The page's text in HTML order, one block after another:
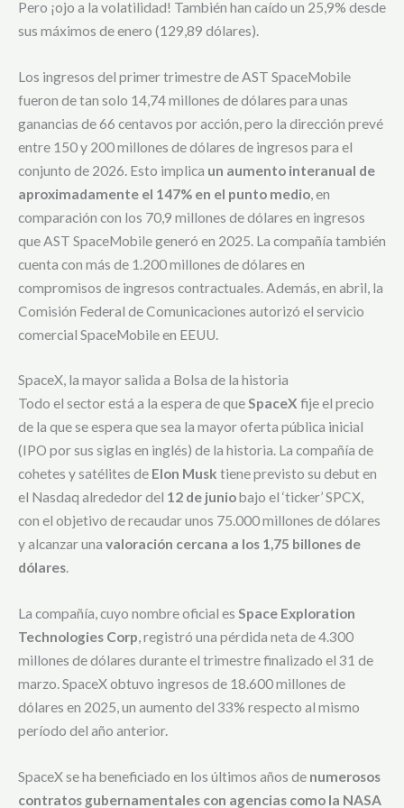
Pero ¡ojo a la volatilidad! También han caído un 25,9% desde
sus máximos de enero (129,89 dólares).
Los ingresos del primer trimestre de AST SpaceMobile
fueron de tan solo 14,74 millones de dólares para unas
ganancias de 66 centavos por acción, pero la dirección prevé
entre 150 y 200 millones de dólares de ingresos para el
conjunto de 2026. Esto implica un aumento interanual de
aproximadamente el 147% en el punto medio, en
comparación con los 70,9 millones de dólares en ingresos
que AST SpaceMobile generó en 2025. La compañía también
cuenta con más de 1.200 millones de dólares en
compromisos de ingresos contractuales. Además, en abril, la
Comisión Federal de Comunicaciones autorizó el servicio
comercial SpaceMobile en EEUU.
SpaceX, la mayor salida a Bolsa de la historia
Todo el sector está a la espera de queSpaceX fije el precio
de la que se espera que sea la mayor oferta pública inicial
(IPO por sus siglas en inglés) de la historia. La compañía de
cohetes y satélites de Elon Musk tiene previsto su debut en
el Nasdaq alrededor del 12 de juniobajo el ‘ticker’ SPCX,
con el objetivo de recaudar unos 75.000 millones de dólares
y alcanzar una valoración cercana a los 1,75 billones de
dólares.
La compañía, cuyo nombre oficial es Space Exploration
Technologies Corp, registró una pérdida neta de 4.300
millones de dólares durante el trimestre finalizado el 31 de
marzo. SpaceX obtuvo ingresos de 18.600 millones de
dólares en 2025, un aumento del 33% respecto al mismo
período del año anterior.
SpaceX se ha beneficiado en los últimos años de numerosos
contratos gubernamentales con agencias como la NASA